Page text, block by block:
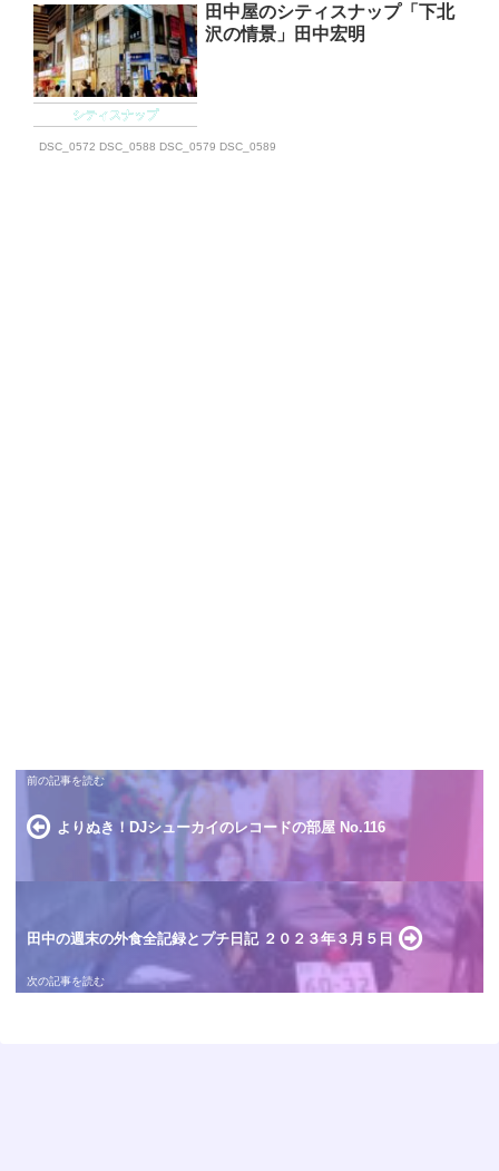
シティスナップ
田中屋のシティスナップ「下北
沢の情景」田中宏明
DSC_0572 DSC_0588 DSC_0579 DSC_0589
よりぬき！DJシューカイのレコードの部屋 No.116
田中の週末の外食全記録とプチ日記 ２０２３年３月５日